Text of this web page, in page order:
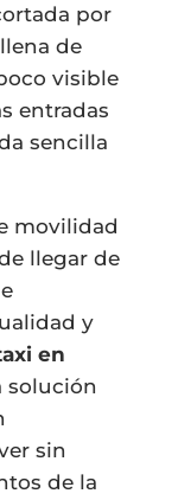
por
de
visible
entradas
sencilla
movilidad
llegar de
y
en
solución
sin
de la